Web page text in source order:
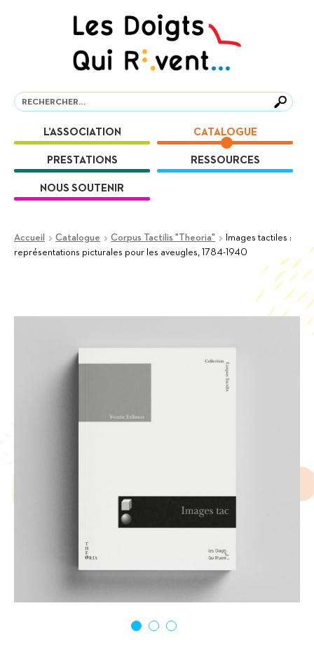
Recherche
Recherche
L’ASSOCIATION CATALOGUE
PRESTATIONS RESSOURCES
NOUS SOUTENIR
Accueil Catalogue Corpus Tactilis "Theoria"
Images tactiles :
représentations picturales pour les aveugles, 1784-1940